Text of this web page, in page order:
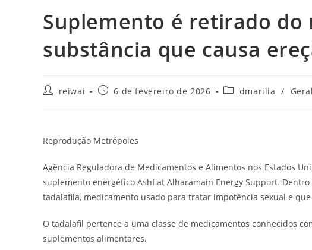
Suplemento é retirado
substância que causa
Autorreiwai
Post6 de fevereiro de 2026
Categoria
dmarilia / Geral
Reprodução Metrópoles
Agência Reguladora de Medicamentos e Alimentos nos Estados
suplemento energético Ashfiat Alharamain Energy Support.
tadalafila, medicamento usado para tratar impotência sexual e
O tadalafil pertence a uma classe de medicamentos conhecidos
suplementos alimentares.